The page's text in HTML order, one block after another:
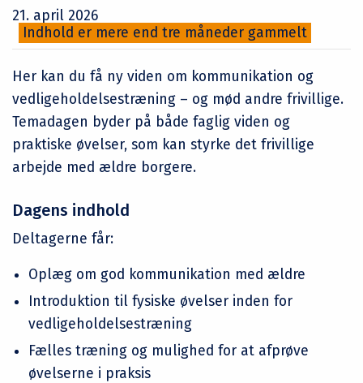
21. april 2026
Indhold er mere end tre måneder gammelt
Her kan du få ny viden om kommunikation og
vedligeholdelsestræning – og mød andre frivillige.
Temadagen byder på både faglig viden og
praktiske øvelser, som kan styrke det frivillige
arbejde med ældre borgere.
Dagens indhold
Deltagerne får:
Oplæg om god kommunikation med ældre
Introduktion til fysiske øvelser inden for
vedligeholdelsestræning
Fælles træning og mulighed for at afprøve
øvelserne i praksis